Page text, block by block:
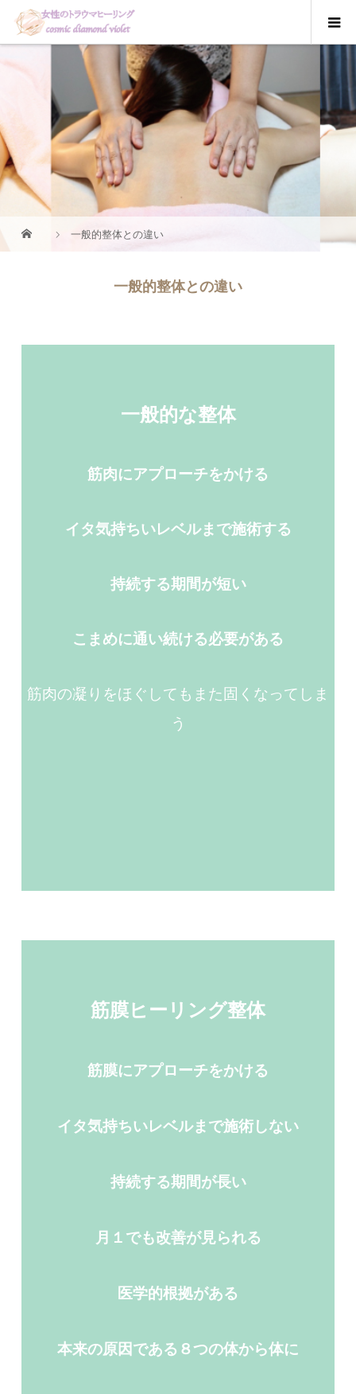
一般的整体との違い
一般的整体との違い
一般的な整体
筋肉にアプローチをかける
イタ気持ちいレベルまで施術する
持続する期間が短い
こまめに通い続ける必要がある
筋肉の凝りをほぐしてもまた固くなってしま
う
筋膜ヒーリング整体
筋膜にアプローチをかける
イタ気持ちいレベルまで施術しない
持続する期間が長い
月１でも改善が見られる
医学的根拠がある
本来の原因である８つの体から体に